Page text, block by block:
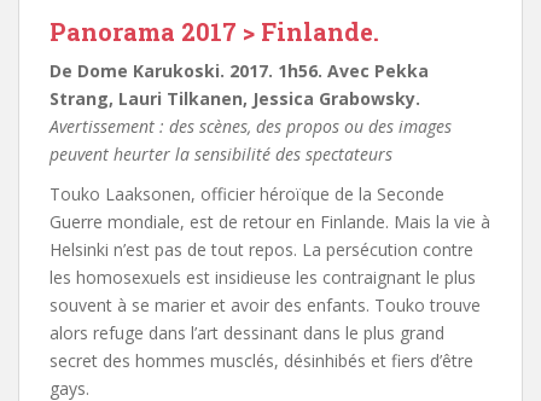
Panorama 2017 > Finlande.
De Dome Karukoski. 2017. 1h56. Avec Pekka
Strang, Lauri Tilkanen, Jessica Grabowsky.
Avertissement : des scènes, des propos ou des images
peuvent heurter la sensibilité des spectateurs
Touko Laaksonen, officier héroïque de la Seconde
Guerre mondiale, est de retour en Finlande. Mais la vie à
Helsinki n’est pas de tout repos. La persécution contre
les homosexuels est insidieuse les contraignant le plus
souvent à se marier et avoir des enfants. Touko trouve
alors refuge dans l’art dessinant dans le plus grand
secret des hommes musclés, désinhibés et fiers d’être
gays.